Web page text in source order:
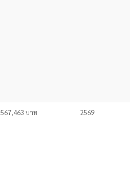
567,463 บาท 2569